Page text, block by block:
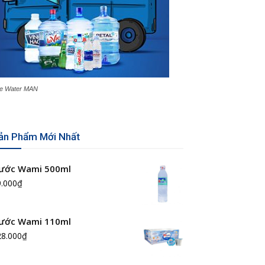
Water MAN
Phẩm Mới Nhất
Wami 500ml
₫
Wami 110ml
₫